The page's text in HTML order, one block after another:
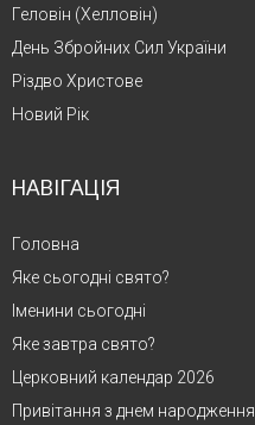
Геловін (Хелловін)
День Збройних Сил України
Різдво Христове
Новий Рік
НАВІГАЦІЯ
Головна
Яке сьогодні свято?
Іменини сьогодні
Яке завтра свято?
Церковний календар 2026
Привітання з днем народження